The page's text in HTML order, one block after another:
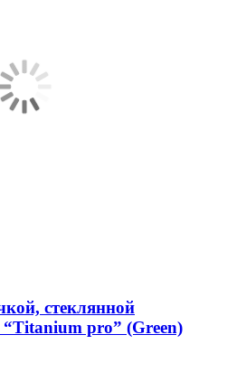
стеклянной
pro” (Green)